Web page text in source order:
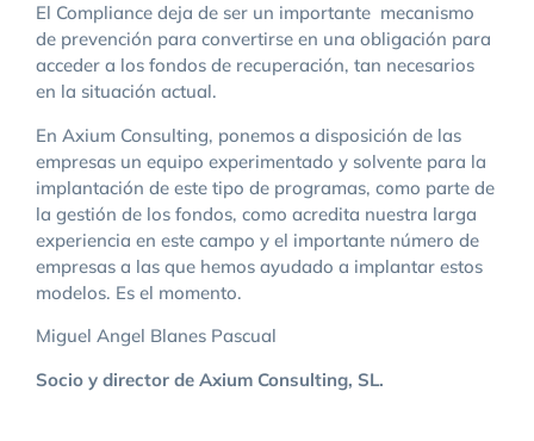
El Compliance deja de ser un importante mecanismo
de prevención para convertirse en una obligación para
acceder a los fondos de recuperación, tan necesarios
en la situación actual.
En Axium Consulting, ponemos a disposición de las
empresas un equipo experimentado y solvente para la
implantación de este tipo de programas, como parte de
la gestión de los fondos, como acredita nuestra larga
experiencia en este campo y el importante número de
empresas a las que hemos ayudado a implantar estos
modelos. Es el momento.
Miguel Angel Blanes Pascual
Socio y director de Axium Consulting, SL.